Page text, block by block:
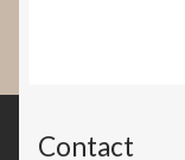
Contact